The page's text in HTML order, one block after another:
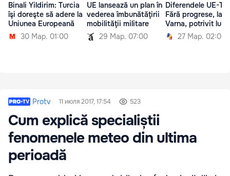
Binali Yildirim: Turcia
îşi doreşte să adere la
Uniunea Europeană
30 Мар. 01:00
UE lansează un plan în
vederea îmbunătăţirii
mobilităţii militare
29 Мар. 07:00
Diferendele UE-
Fără progrese, la
Varna, potrivit lui
27 Мар. 02:00
Protv 11 июля 2017, 17:54 523
Cum explică specialiștii
fenomenele meteo din ultima
perioadă